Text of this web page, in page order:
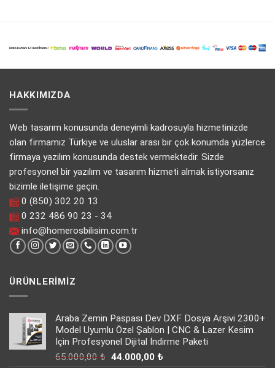
HAKKIMIZDA
Web tasarım konusunda deneyimli kadrosuyla hizmetinizde
olan firmamız Türkiye ve uluslar arası bir çok konumda yüzlerce
firmaya yazılım konusunda destek vermektedir. Sizde
profesyonel bir yazılım ve tasarım hizmeti almak istiyorsanız
bizimle iletişime geçin.
0 (850) 302 20 13
0 232 486 90 23 - 34
info@homerosbilisim.com.tr
ÜRÜNLERIMIZ
Araba Zemin Paspası Dev DXF Dosya Arşivi 2300+
Model Uyumlu Özel Şablon | CNC & Lazer Kesim
İçin Profesyonel Dijital İndirme Paketi
65.000,00₺ Orijinal
44.000,00 ₺Şu